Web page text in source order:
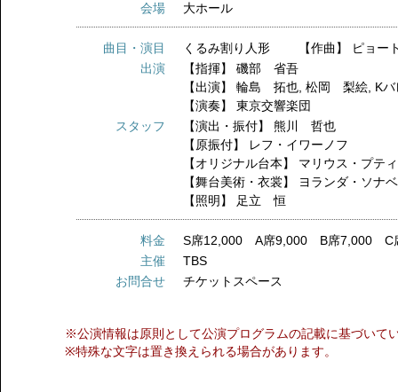
会場
大ホール
曲目・演目
くるみ割り人形 【作曲】 ピョート
出演
【指揮】磯部 省吾
【出演】輪島 拓也 ,松岡 梨絵 K
【演奏】東京交響楽団
スタッフ
【演出・振付】熊川 哲也
【原振付】
レフ・イワーノフ
【オリジナル台本】 マリウス・プテ
【舞台美術・衣裳】
ヨランダ・ソナ
【照明】
足立 恒
料金
S席12,000 A席9,000 B席7,000 C
主催
TBS
お問合せ
チケットスペース
※公演情報は原則として公演プログラムの記載に基づいて
※特殊な文字は置き換えられる場合があります。